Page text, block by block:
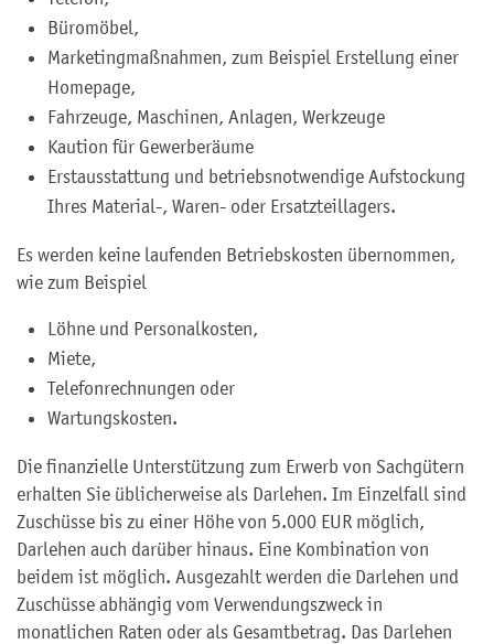
Büromöbel,
Marketingmaßnahmen, zum Beispiel Erstellung einer
Homepage,
Fahrzeuge, Maschinen, Anlagen, Werkzeuge
Kaution für Gewerberäume
Erstausstattung und betriebsnotwendige Aufstockung
Ihres Material-, Waren- oder Ersatzteillagers.
Es werden keine laufenden Betriebskosten übernommen,
wie zum Beispiel
Löhne und Personalkosten,
Miete,
Telefonrechnungen oder
Wartungskosten.
Die finanzielle Unterstützung zum Erwerb von Sachgütern
erhalten Sie üblicherweise als Darlehen. Im Einzelfall sind
Zuschüsse bis zu einer Höhe von 5.000 EUR möglich,
Darlehen auch darüber hinaus. Eine Kombination von
beidem ist möglich. Ausgezahlt werden die Darlehen und
Zuschüsse abhängig vom Verwendungszweck in
monatlichen Raten oder als Gesamtbetrag. Das Darlehen